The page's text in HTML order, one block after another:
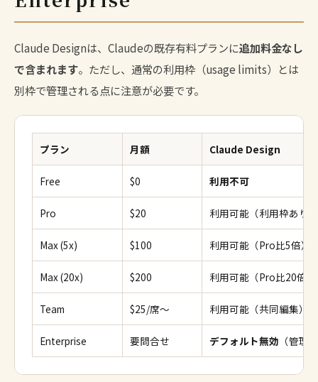
Claude Designは、Claudeの既存有料プランに追加料金なし
で含まれます。ただし、通常の利用枠（usage limits）とは
別枠で管理される点に注意が必要です。
プラン 月額 Claude Design
Free $0 利用不可
Pro $20 利用可能（利用枠あり）
Max (5x) $100 利用可能（Pro比5倍）
Max (20x) $200 利用可能（Pro比20倍）
Team $25/席〜 利用可能（共同編集）
Enterprise 要問合せ デフォルト無効 （管理